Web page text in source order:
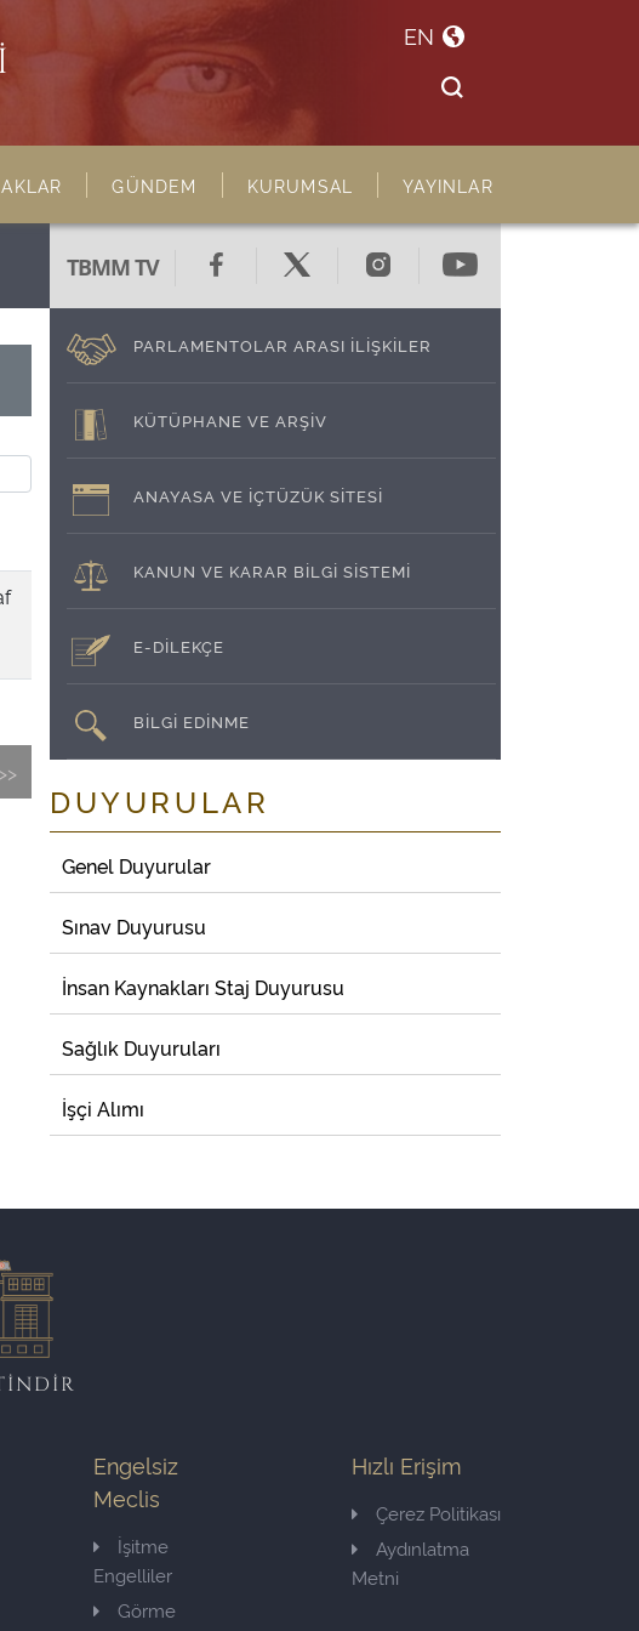
EN
GÜNDEM KURUMSAL YAYINLAR
>>
TBMM TV
PARLAMENTOLAR ARASI İLİŞKİLER
KÜTÜPHANE VE ARŞİV
ANAYASA VE İÇTÜZÜK SİTESİ
KANUN VE KARAR BİLGİ SİSTEMİ
E-DİLEKÇE
BİLGİ EDİNME
DUYURULAR
Genel Duyurular
Sınav Duyurusu
İnsan Kaynakları Staj Duyurusu
Sağlık Duyuruları
İşçi Alımı
Engelsiz
Meclis
İşitme
Engelliler
Görme
Hızlı Erişim
Çerez Politikası
Aydınlatma
Metni